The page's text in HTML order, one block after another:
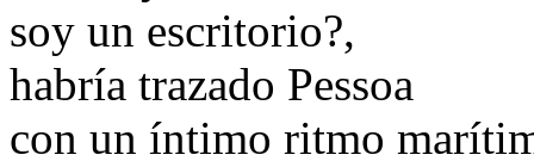
soy un escritorio?,
habría trazado Pessoa
con un íntimo ritmo